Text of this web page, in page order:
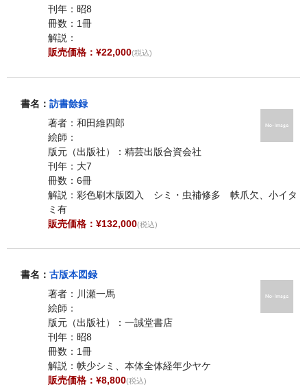
刊年：昭8
冊数：1冊
解説：
販売価格：¥22,000(税込)
書名： 訪書餘録
著者：和田維四郎
絵師：
版元（出版社）：精芸出版合資会社
刊年：大7
冊数：6冊
解説：彩色刷木版図入 シミ・虫補修多 帙爪欠、小イタ
ミ有
販売価格：¥132,000(税込)
書名： 古版本図録
著者：川瀬一馬
絵師：
版元（出版社）：一誠堂書店
刊年：昭8
冊数：1冊
解説：帙少シミ、本体全体経年少ヤケ
販売価格：¥8,800(税込)